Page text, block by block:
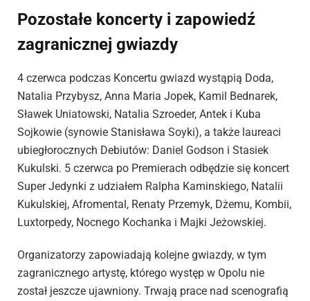
Pozostałe koncerty i zapowiedź
zagranicznej gwiazdy
4 czerwca podczas Koncertu gwiazd wystąpią Doda,
Natalia Przybysz, Anna Maria Jopek, Kamil Bednarek,
Sławek Uniatowski, Natalia Szroeder, Antek i Kuba
Sojkowie (synowie Stanisława Soyki), a także laureaci
ubiegłorocznych Debiutów: Daniel Godson i Stasiek
Kukulski. 5 czerwca po Premierach odbędzie się koncert
Super Jedynki z udziałem Ralpha Kaminskiego, Natalii
Kukulskiej, Afromental, Renaty Przemyk, Dżemu, Kombii,
Luxtorpedy, Nocnego Kochanka i Majki Jeżowskiej.
Organizatorzy zapowiadają kolejne gwiazdy, w tym
zagranicznego artystę, którego występ w Opolu nie
został jeszcze ujawniony. Trwają prace nad scenografią